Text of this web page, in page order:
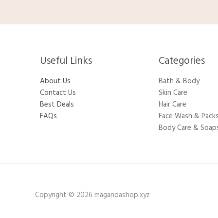
Useful Links
About Us
Contact Us
Best Deals
FAQs
Categories​
Bath & Body
Skin Care
Hair Care
Face Wash &
Body Care &
Copyright © 2026 magandashop.xyz